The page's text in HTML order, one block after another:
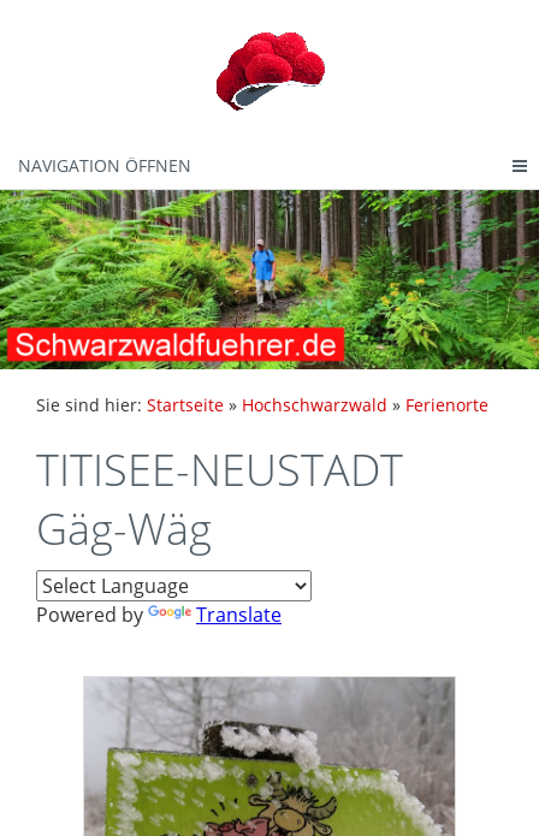
NAVIGATION ÖFFNEN
Sie sind hier: Startseite » Hochschwarzwald » Ferienorte
TITISEE-NEUSTADT
Gäg-Wäg
Powered by Translate